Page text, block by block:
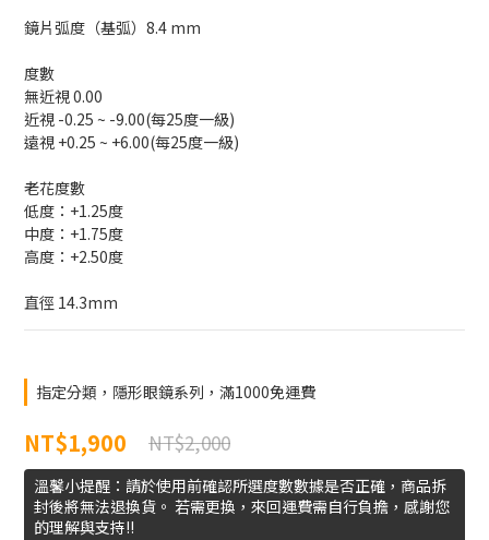
鏡片弧度（基弧）8.4 mm
度數
無近視 0.00
近視 -0.25 ~ -9.00(每25度一級)
遠視 +0.25 ~ +6.00(每25度一級)
老花度數
低度：+1.25度
中度：+1.75度
高度：+2.50度
直徑 14.3mm
指定分類，隱形眼鏡系列，滿1000免運費
NT$1,900 NT$2,000
溫馨小提醒：請於使用前確認所選度數數據是否正確，商品拆
封後將無法退換貨。 若需更換，來回運費需自行負擔，感謝您
的理解與支持!!